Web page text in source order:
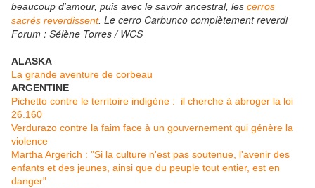
beaucoup d'amour, puis avec le savoir ancestral, les cerros
sacrés reverdissent. Le cerro Carbunco complètement reverdi
Forum : Sélène Torres / WCS
ALASKA
La grande aventure de corbeau
ARGENTINE
Pichetto contre le territoire indigène : il cherche à abroger la loi
26.160
Verdurazo contre la faim face à un gouvernement qui génère la
violence
Martha Argerich : "Si la culture n'est pas soutenue, l'avenir des
enfants et des jeunes, ainsi que du peuple tout entier, est en
danger"